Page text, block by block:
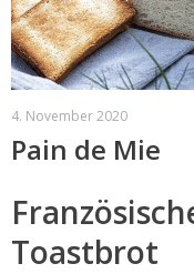
4. November 2020
Pain de Mie
Toastbrot